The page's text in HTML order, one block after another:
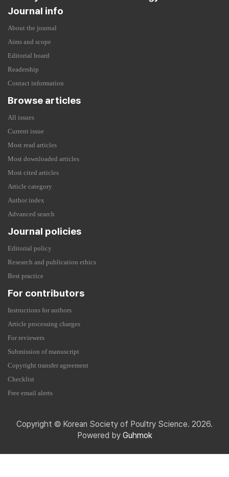
Journal info
About the journal
Aims and scope
Editorial board
Readership
Contact information
Browse articles
All issues
Current issue
Most read articles
Most downloaded articles
Most cited articles
Article category
Author index
Advanced search
Journal policies
Editorial policy
Research and publication ethics
Best practice
For contributors
Instructions for authors
Article processing charges
For reviewers
Submission of manuscript
Copyright transfer agreement
Checklist
Free email alerts
Copyright © Korean Society of Poultry Science. 2026.
Powered by Guhmok